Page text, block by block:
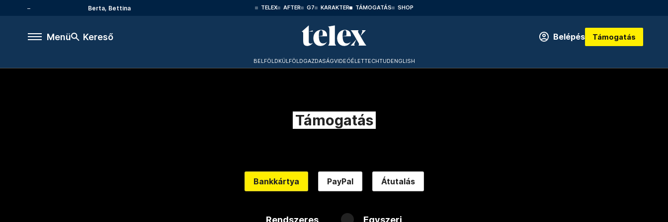
Berta, Bettina TELEX AFTER G7 KARAKTER TÁMOGATÁS SHOP
Menü Kereső Belépés Támogatás
BELFÖLDKÜLFÖLDGAZDASÁGVIDEÓÉLETTECHTUDENGLISH
Támogatás
Bankkártya PayPal Átutalás
Rendszeres Egyszeri